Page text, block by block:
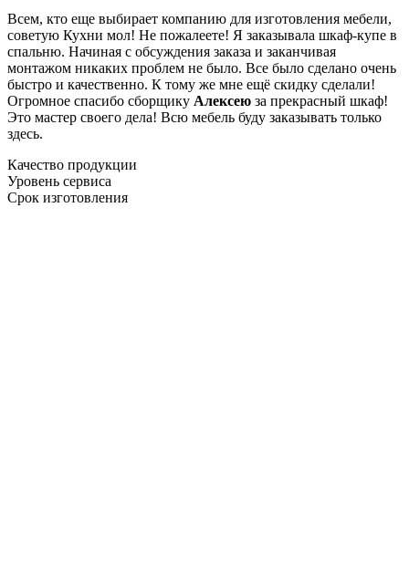
Всем, кто еще выбирает компанию для изготовления мебели,
советую Кухни мол! Не пожалеете! Я заказывала шкаф-купе в
спальню. Начиная с обсуждения заказа и заканчивая
монтажом никаких проблем не было. Все было сделано очень
быстро и качественно. К тому же мне ещё скидку сделали!
Огромное спасибо сборщику Алексею за прекрасный шкаф!
Это мастер своего дела! Всю мебель буду заказывать только
здесь.
Качество продукции
Уровень сервиса
Срок изготовления